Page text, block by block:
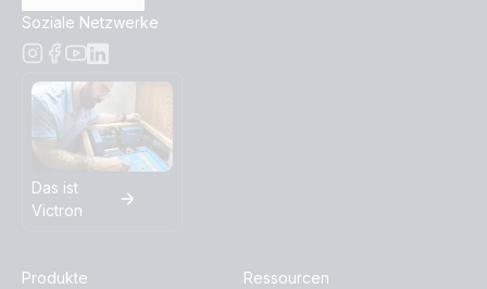
Soziale Netzwerke
Das ist
Victron
Produkte
Ressourcen